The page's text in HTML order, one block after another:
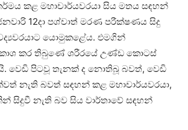
කළ මහාචාර්යවරයා සිය මතය සඳහන්
12දා පශ්චාත් මරණ පරීක්ෂණය සිදු
යොමුකළේය. එමගින්
කර තිබුණේ ශරීරයේ උණ්ඩ කොටස්
වෙඩි පිටවූ තැනක් ද නොතිබූ බවත්, වෙඩි
නැති බවත් සඳහන් කළ මහාචාර්යවරයා,
සිදුවී නැති බව සිය වාර්තාවේ සඳහන්